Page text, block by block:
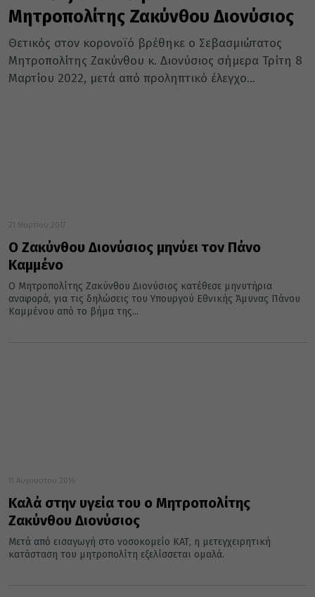
Μητροπολίτης Ζακύνθου Διονύσιος
Θετικός στον κορονοϊό βρέθηκε ο Σεβασμιώτατος
Μητροπολίτης Ζακύνθου κ. Διονύσιος σήμερα Τρίτη 8
Μαρτίου 2022, μετά από προληπτικό έλεγχο...
21 Μαρτίου 2017
Ο Ζακύνθου Διονύσιος μηνύει τον Πάνο
Καμμένο
Ο Μητροπολίτης Ζακύνθου Διονύσιος κατέθεσε μηνυτήρια
αναφορά, για τις δηλώσεις του Υπουργού Εθνικής Άμυνας Πάνου
Καμμένου από το βήμα της...
11 Αυγούστου 2016
Καλά στην υγεία του ο Μητροπολίτης
Ζακύνθου Διονύσιος
Μετά από εισαγωγή στο νοσοκομείο ΚΑΤ, η μετεγχειρητική
κατάσταση του μητροπολίτη εξελίσσεται ομαλά.